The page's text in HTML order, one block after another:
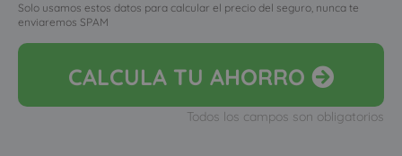
Solo usamos estos datos para calcular el precio del seguro, nunca te
enviaremos SPAM
CALCULA TU AHORRO
Todos los campos son obligatorios